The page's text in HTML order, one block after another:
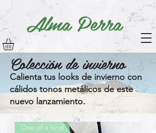
Alma Perra
One-of-a-kind
Colección de invierno
Calienta tus looks de invierno con
cálidos tonos metálicos de este
nuevo lanzamiento.